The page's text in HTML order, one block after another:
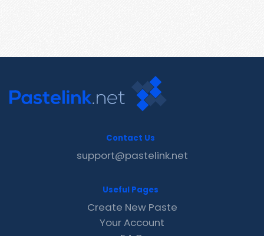
Contact Us
support@pastelink.net
Useful Pages
Create New Paste
Your Account